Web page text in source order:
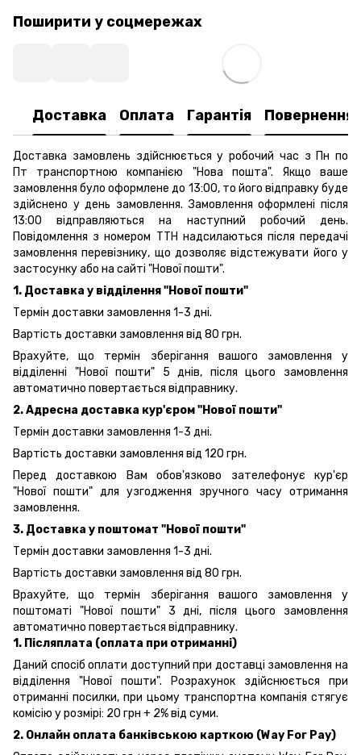
Поширити у соцмережах
Доставка Оплата Гарантія Повернення
Доставка замовлень здійснюється у робочий час з Пн по
Пт транспортною компанією "Нова пошта". Якщо ваше
замовлення було оформлене до 13:00, то його відправку буде
здійснено у день замовлення. Замовлення оформлені після
13:00 відправляються на наступний робочий день.
Повідомлення з номером ТТН надсилаються після передачі
замовлення перевізнику, що дозволяє відстежувати його у
застосунку або на сайті "Нової пошти".
1. Доставка у відділення "Нової пошти"
Термін доставки замовлення 1-3 дні.
Вартість доставки замовлення від 80 грн.
Врахуйте, що термін зберігання вашого замовлення у
відділенні "Нової пошти" 5 днів, після цього замовлення
автоматично повертається відправнику.
2. Адресна доставка кур'єром "Нової пошти"
Термін доставки замовлення 1-3 дні.
Вартість доставки замовлення від 120 грн.
Перед доставкою Вам обов'язково зателефонує кур'єр
"Нової пошти" для узгодження зручного часу отримання
замовлення.
3. Доставка у поштомат "Нової пошти"
Термін доставки замовлення 1-3 дні.
Вартість доставки замовлення від 80 грн.
Врахуйте, що термін зберігання вашого замовлення у
поштоматі "Нової пошти" 3 дні, після цього замовлення
автоматично повертається відправнику.
1. Післяплата (оплата при отриманні)
Даний спосіб оплати доступний при доставці замовлення на
відділення "Нової пошти". Розрахунок здійснюється при
отриманні посилки, при цьому транспортна компанія стягує
комісію у розмірі: 20 грн + 2% від суми.
2. Онлайн оплата банківською карткою (Way For Pay)